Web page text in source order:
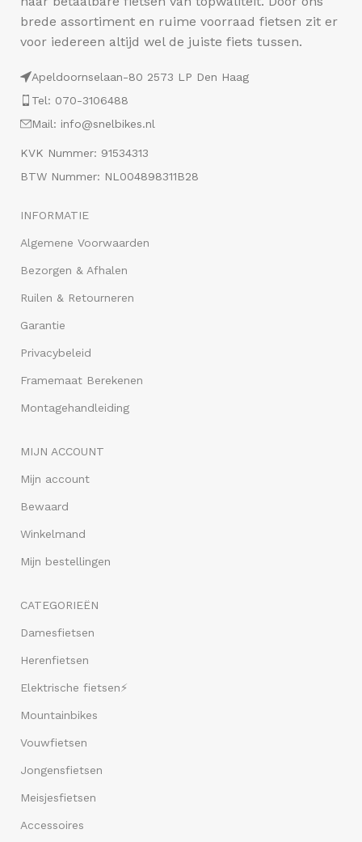
brede assortiment en ruime voorraad fietsen zit er
voor iedereen altijd wel de juiste fiets tussen.
Apeldoornselaan-80 2573 LP Den Haag
Tel: 070-3106488
Mail: info@snelbikes.nl
KVK Nummer: 91534313
BTW Nummer: NL004898311B28
INFORMATIE
Algemene Voorwaarden
Bezorgen & Afhalen
Ruilen & Retourneren
Garantie
Privacybeleid
Framemaat Berekenen
Montagehandleiding
MIJN ACCOUNT
Mijn account
Bewaard
Winkelmand
Mijn bestellingen
CATEGORIEËN
Damesfietsen
Herenfietsen
Elektrische fietsen⚡
Mountainbikes
Vouwfietsen
Jongensfietsen
Meisjesfietsen
Accessoires